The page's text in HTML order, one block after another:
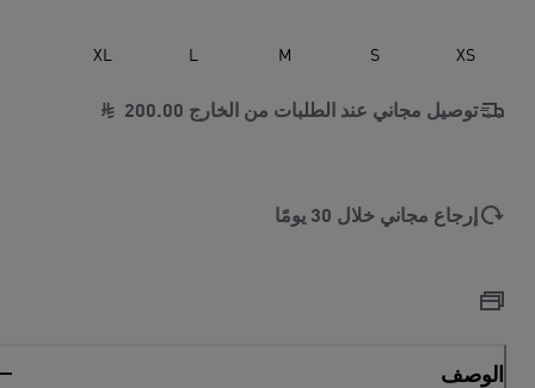
XS
S
M
L
XL
توصيل مجاني عند الطلبات من الخارج 200.00
إرجاع مجاني خلال 30 يومًا
الوصف